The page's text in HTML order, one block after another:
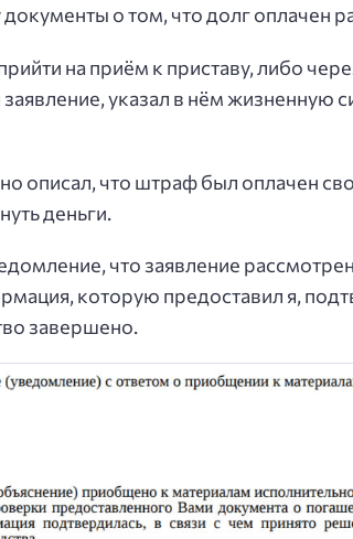
о том, что долг оплачен
на приём к приставу, либо
указал в нём жизненную
описал, что штраф был оплачен
деньги.
что заявление
которую предоставил я,
завершено.